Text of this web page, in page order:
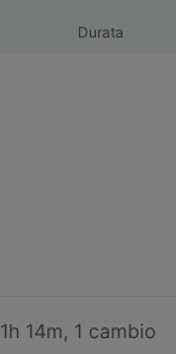
Durata
1h 14m, 1 cambio